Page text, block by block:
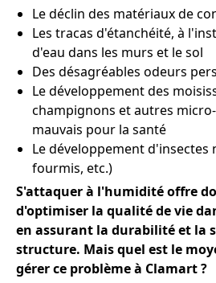
Le déclin des matériaux de
Les tracas d'étanchéité, à
d'eau dans les murs et le sol
Des désagréables odeurs
Le développement des
champignons et autres
mauvais pour la santé
Le développement d'insectes
fourmis, etc.)
S'attaquer à l'humidité offre
d'optimiser la qualité de vie
en assurant la durabilité et la
structure. Mais quel est le
gérer ce problème à Clamart ?